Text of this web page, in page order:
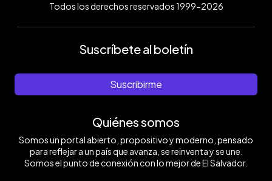
Todos los derechos reservados 1999-2026
Suscríbete al boletín
Suscribirme
Quiénes somos
Somos un portal abierto, propositivo y moderno, pensado
para reflejar a un país que avanza, se reinventa y se une.
Somos el punto de conexión con lo mejor de El Salvador.